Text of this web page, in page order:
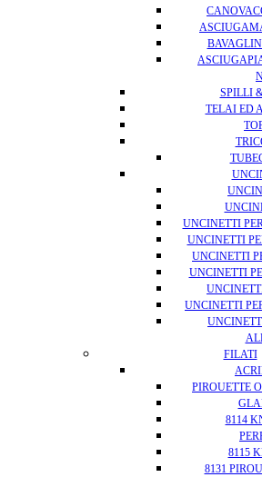
SPILLI
TELAI ED
UNCINETTI
UNCINETTI
UNCINETTI
UNCINETTI
UNCINETTI
FILATI
PIROUETTE
8114
8115
8131